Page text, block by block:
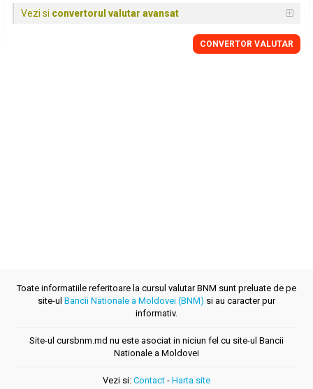
Vezi si convertorul valutar avansat
CONVERTOR VALUTAR
Toate informatiile referitoare la cursul valutar BNM sunt preluate de pe
site-ul Bancii Nationale a Moldovei (BNM) si au caracter pur
informativ.
Site-ul cursbnm.md nu este asociat in niciun fel cu site-ul Bancii
Nationale a Moldovei
Vezi si: Contact - Harta site